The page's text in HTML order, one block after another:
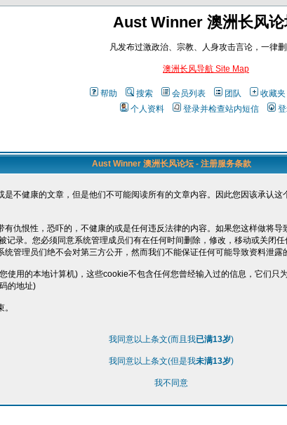
Aust Winner 澳洲长风论
凡发布过激政治、宗教、人身攻击言论，一律删
澳洲长风导航 Site Map
帮助 搜索 会员列表 团队 收藏夹
个人资料
登录并检查站内短信
Aust Winner 澳洲长风论坛 - 注册服务条款
不健康的文章，但是他们不可能阅读所有的文章内容。因此您因该承认
仇恨性，恐吓的，不健康的或是任何违反法律的内容。如果您这样做将
记录。您必须同意系统管理成员们有在任何时间删除，修改，移动或关闭
管理员们绝不会对第三方公开，然而我们不能保证任何可能导致资料泄露
使用的本地计算机)，这些cookie不包含任何您曾经输入过的信息，它们只
的地址)
我同意以上条文(而且我已满13岁)
我同意以上条文(但是我未满13岁)
我不同意